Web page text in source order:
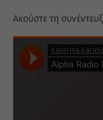
Ακούστε τη